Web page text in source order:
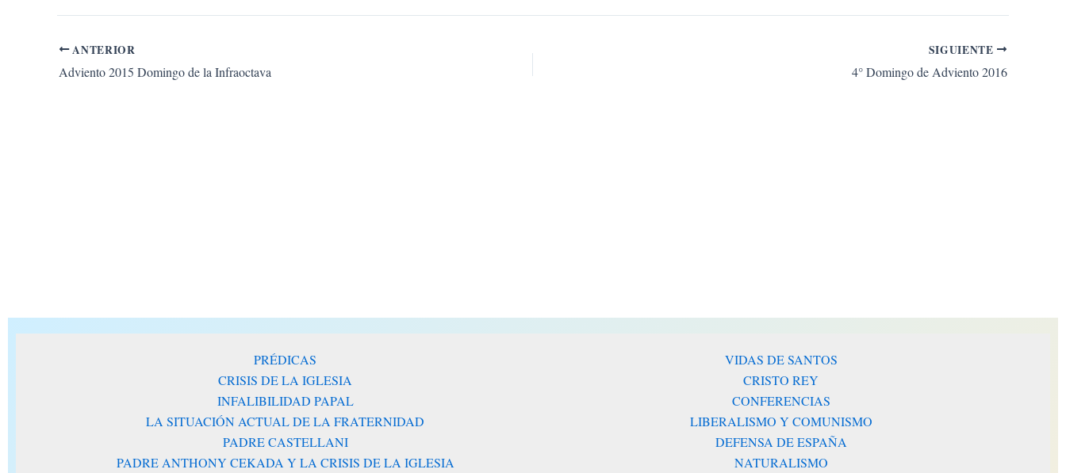
de
arriba/abajo
para
ANTERIOR
Adviento 2015 Domingo de la Infraoctava
SIGUIENTE
4° Domingo de Adviento 2016
PRÉDICAS
CRISIS DE LA IGLESIA
INFALIBILIDAD PAPAL
LA SITUACIÓN ACTUAL DE LA FRATERNIDAD
PADRE CASTELLANI
PADRE ANTHONY CEKADA Y LA CRISIS DE LA IGLESIA
VIDAS DE SANTOS
CRISTO REY
CONFERENCIAS
LIBERALISMO Y COMUNISMO
DEFENSA DE ESPAÑA
NATURALISMO